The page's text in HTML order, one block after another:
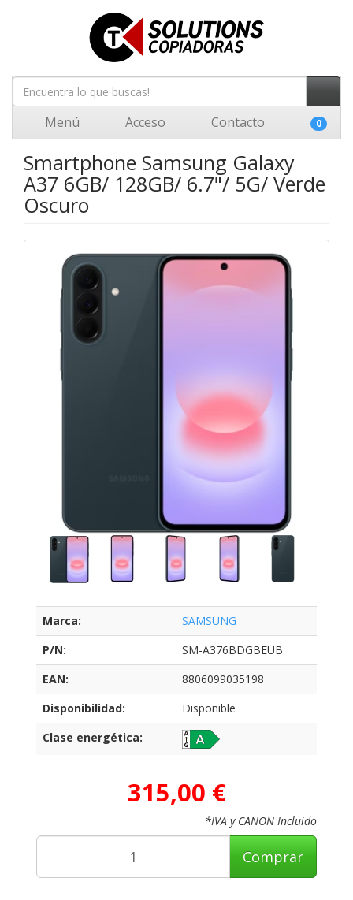
Menú Acceso Contacto 0
Smartphone Samsung Galaxy
A37 6GB/ 128GB/ 6.7"/ 5G/ Verde
Oscuro
Marca:
SAMSUNG
P/N:
SM-A376BDGBEUB
EAN:
8806099035198
Disponibilidad:
Disponible
Clase energética:
315,00 €
*IVA y CANON Incluido
Comprar